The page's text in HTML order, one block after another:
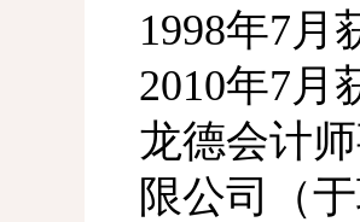
1998年7月
2010年7月
龙德会计
限公司（